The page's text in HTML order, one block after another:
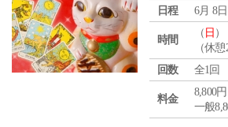
日程
6月 8日
時間
（ 日 ）
（休
回数
全1回
料金
8,800円
一般